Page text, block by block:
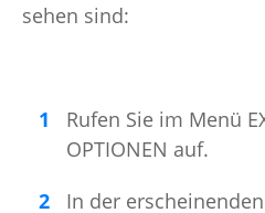
sehen sind:
Rufen Sie im Menü
OPTIONEN auf.
In der